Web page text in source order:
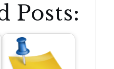
Posts: